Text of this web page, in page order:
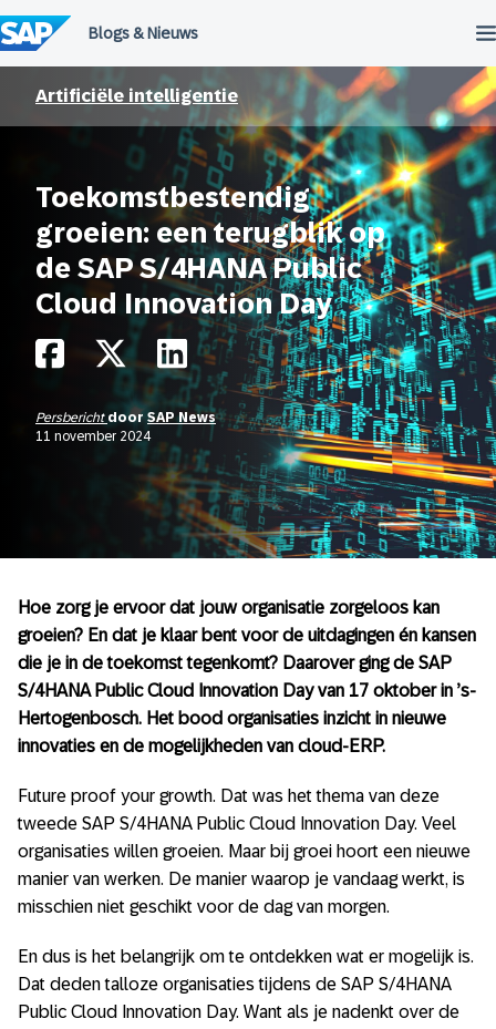
naar
de
inhoud
Artificiële intelligentie
Toekomstbestendig
groeien: een terugblik op
de SAP S/4HANA Public
Cloud Innovation Day
Persbericht door SAP News
11 november 2024
Hoe zorg je ervoor dat jouw organisatie zorgeloos kan
groeien? En dat je klaar bent voor de uitdagingen én kansen
die je in de toekomst tegenkomt? Daarover ging de SAP
S/4HANA Public Cloud Innovation Day van 17 oktober in ’s-
Hertogenbosch. Het bood organisaties inzicht in nieuwe
innovaties en de mogelijkheden van cloud-ERP.
Future proof your growth. Dat was het thema van deze
tweede SAP S/4HANA Public Cloud Innovation Day. Veel
organisaties willen groeien. Maar bij groei hoort een nieuwe
manier van werken. De manier waarop je vandaag werkt, is
misschien niet geschikt voor de dag van morgen.
En dus is het belangrijk om te ontdekken wat er mogelijk is.
Dat deden talloze organisaties tijdens de SAP S/4HANA
Public Cloud Innovation Day. Want als je nadenkt over de